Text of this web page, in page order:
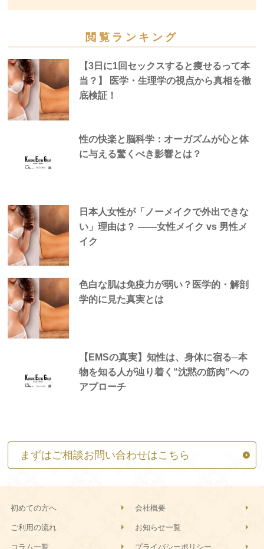
閲覧ランキング
【3日に1回セックスすると痩せるって本
当？】 医学・生理学の視点から真相を徹
底検証！
性の快楽と脳科学：オーガズムが心と体
に与える驚くべき影響とは？
日本人女性が「ノーメイクで外出できな
い」理由は？ —―女性メイク vs 男性メ
イク
色白な肌は免疫力が弱い？医学的・解剖
学的に見た真実とは
【EMSの真実】知性は、身体に宿る─本
物を知る人が辿り着く“沈黙の筋肉”への
アプローチ
まずはご相談お問い合わせはこちら
初めての方へ 会社概要
ご利用の流れ お知らせ一覧
コラム一覧 プライバシーポリシー